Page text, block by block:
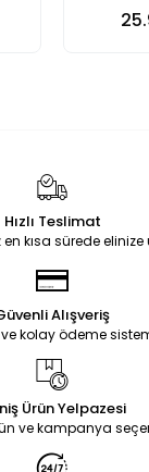
Hızlı Teslimat
kısa sürede elinize
Alışveriş
kolay ödeme
Ürün Yelpazesi
ve kampanya